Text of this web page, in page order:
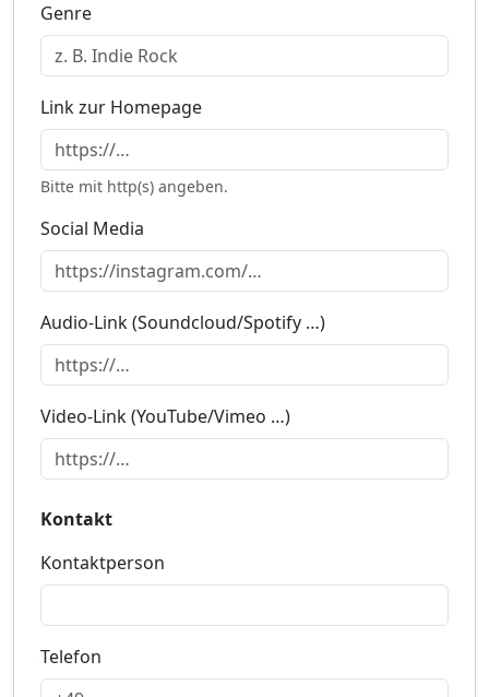
Genre
Link zur Homepage
Bitte mit http(s) angeben.
Social Media
Audio-Link (Soundcloud/Spotify …)
Video-Link (YouTube/Vimeo …)
Kontakt
Kontaktperson
Telefon